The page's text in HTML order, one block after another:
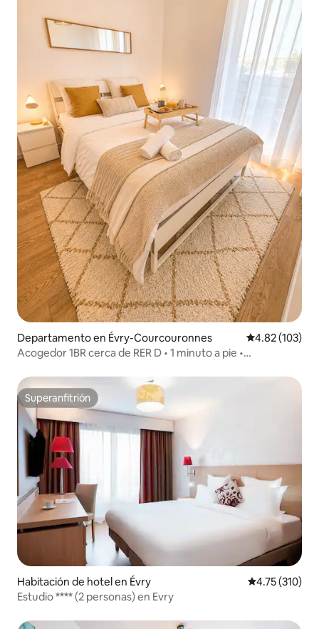
Departamento en Évry-Courcouronnes Calificación
4.82 (103)
Acogedor 1BR cerca de RER D • 1 minuto a pie •
Superanfitrión
Superanfitrión
Habitación de hotel en Évry Calificación
4.75 (310)
Estudio **** (2 personas) en Evry